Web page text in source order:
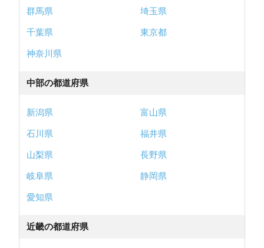
群馬県
埼玉県
千葉県
東京都
神奈川県
中部の都道府県
新潟県
富山県
石川県
福井県
山梨県
長野県
岐阜県
静岡県
愛知県
近畿の都道府県